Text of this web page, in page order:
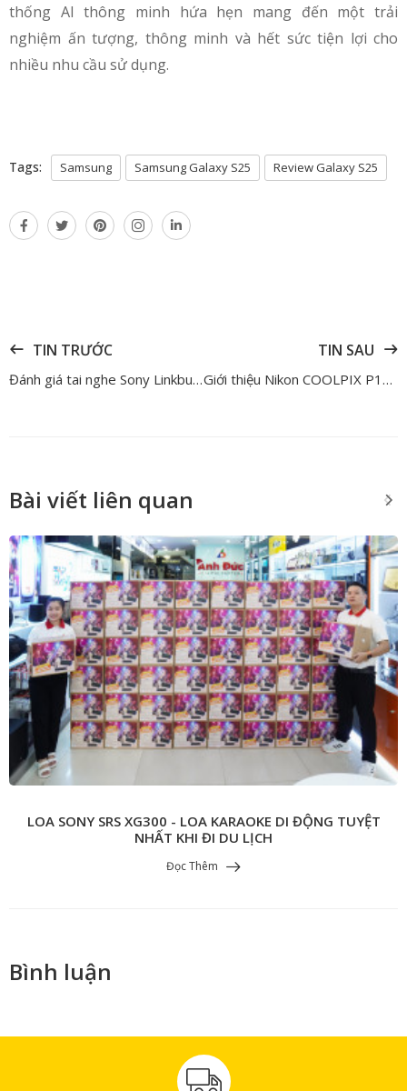
thống AI thông minh hứa hẹn mang đến một trải
nghiệm ấn tượng, thông minh và hết sức tiện lợi cho
nhiều nhu cầu sử dụng.
Tags: Samsung Samsung Galaxy S25 Review Galaxy S25
TIN TRƯỚC
Đánh giá tai nghe Sony Linkbuds Fit – Chiếc tai nghe hoàn hảo cho việc tập thể thao
TIN SAU
Giới thiệu Nikon COOLPIX P1100 – Chiếc máy ảnh với khả năng thu phóng quang học 125x
Bài viết liên quan
LOA SONY SRS XG300 - LOA KARAOKE DI ĐỘNG TUYỆT
NHẤT KHI ĐI DU LỊCH
Đọc Thêm
Bình luận